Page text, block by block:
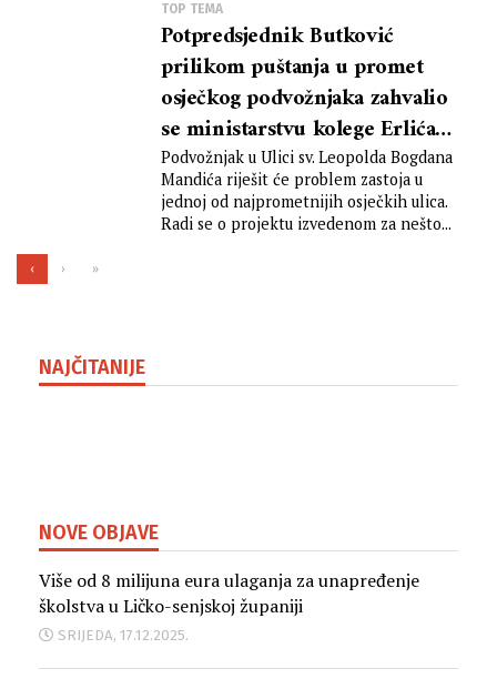
TOP TEMA
Potpredsjednik Butković
prilikom puštanja u promet
osječkog podvožnjaka zahvalio
se ministarstvu kolege Erlića
na pomoći da se raspoloživih
25 milijardi eura putem
projekata kanaliziraju prema
Podvožnjak u Ulici sv. Leopolda Bogdana
Mandića riješit će problem zastoja u
jednoj od najprometnijih osječkih ulica.
Radi se o projektu izvedenom za nešto...
‹ › »
NAJČITANIJE
NOVE OBJAVE
Više od 8 milijuna eura ulaganja za unapređenje
školstva u Ličko-senjskoj županiji
SRIJEDA, 17.12.2025.